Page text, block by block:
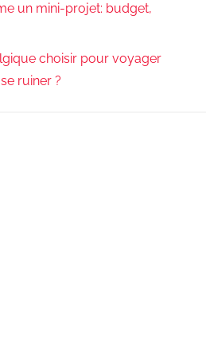
un mini-projet: budget,
choisir pour voyager
ruiner ?